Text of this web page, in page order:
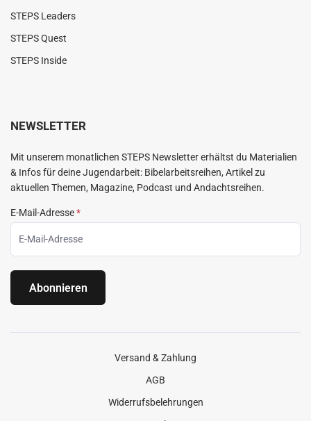
STEPS Leaders
STEPS Quest
STEPS Inside
NEWSLETTER
Mit unserem monatlichen STEPS Newsletter erhältst du Materialien
& Infos für deine Jugendarbeit: Bibelarbeitsreihen, Artikel zu
aktuellen Themen, Magazine, Podcast und Andachtsreihen.
E-Mail-Adresse*
Abonnieren
Versand & Zahlung
AGB
Widerrufsbelehrungen